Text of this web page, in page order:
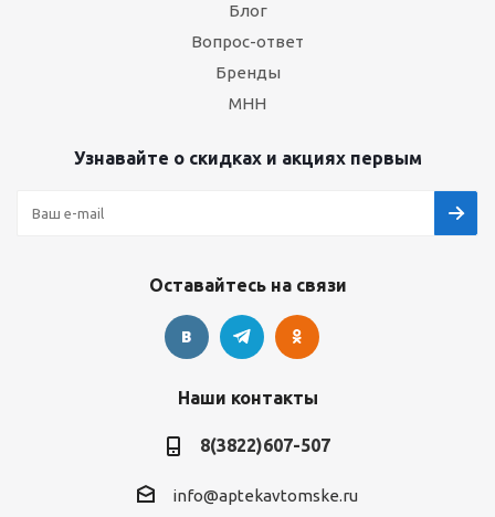
Блог
Вопрос-ответ
Бренды
МНН
Узнавайте о скидках и акциях первым
Оставайтесь на связи
Наши контакты
8(3822)607-507
info@aptekavtomske.ru